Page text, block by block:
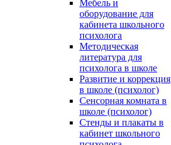
Мебель и
оборудование для
кабинета школьного
психолога
Методическая
литература для
психолога в школе
Развитие и коррекция
в школе (психолог)
Сенсорная комната в
школе (психолог)
Стенды и плакаты в
кабинет школьного